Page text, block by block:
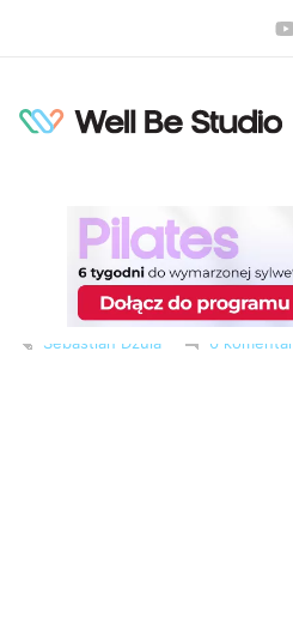
Jak nie
święta? To
Dietetyk
prostych
Dieta,Porady ekspertów,
Sebastian Dzuła
0